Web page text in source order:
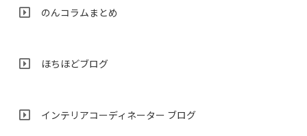
のんコラムまとめ
ほちほどブログ
インテリアコーディネーター ブログ